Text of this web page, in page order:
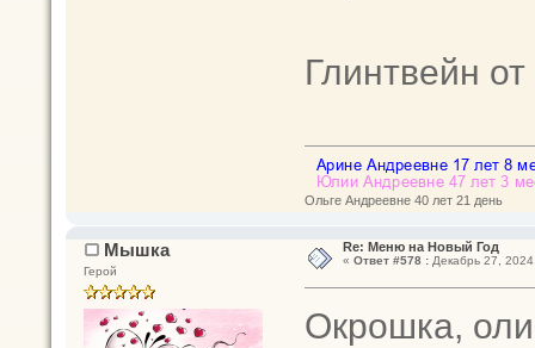
Глинтвейн
Ольге Андреевне 40 лет 21 день
Мышка
Герой
Re: Меню на Новый Год
« Ответ #578 :Декабрь 27,
Окрошка,